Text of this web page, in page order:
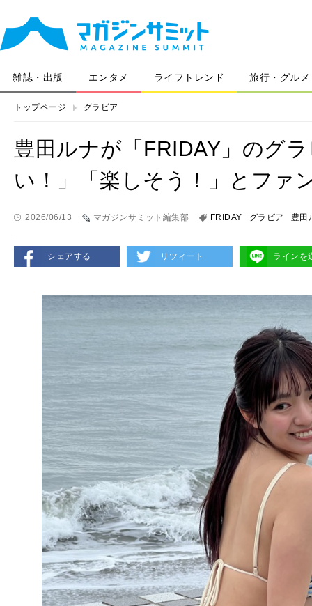
雑誌・出版 エンタメ ライフトレンド 旅行・グルメ
トップページ グラビア
豊田ルナが「FRIDAY」のグ
い！」「楽しそう！」とファ
2026/06/13 マガジンサミット編集部 FRIDAY グラビア 豊田
シェアする リツィート ラインを